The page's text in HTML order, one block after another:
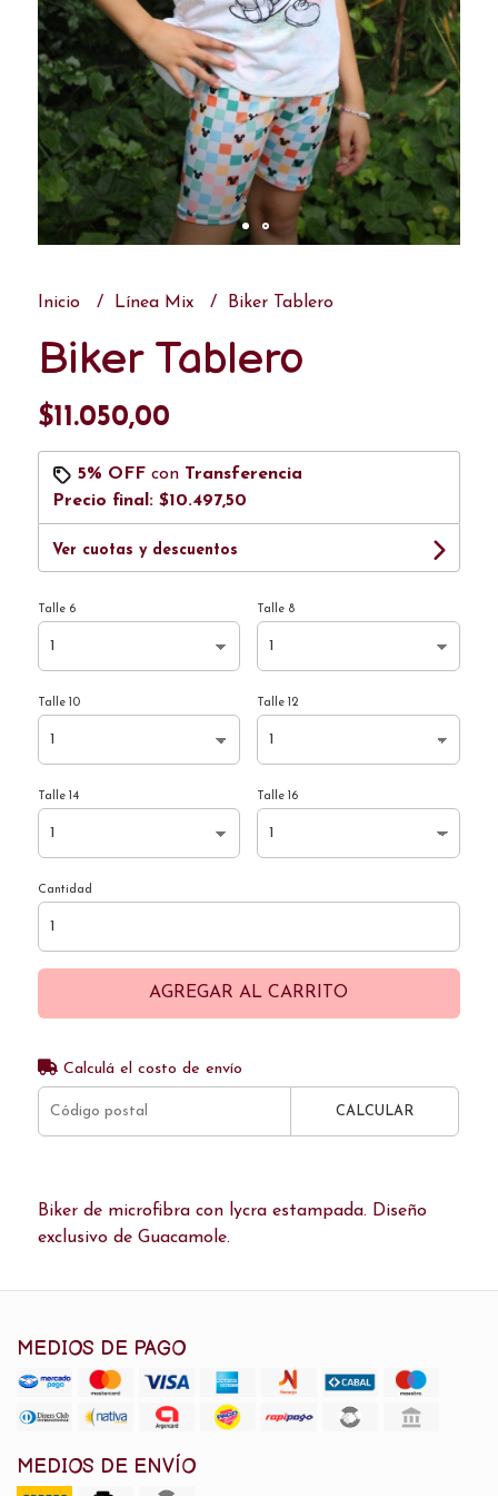
Inicio Línea Mix Biker Tablero
Biker Tablero
$11.050,00
5% OFFcon Transferencia
Precio final: $10.497,50
Ver cuotas y descuentos
Talle 6 Talle 8
Talle 10 Talle 12
Talle 14 Talle 16
Cantidad
AGREGAR AL CARRITO
Calculá el costo de envío
CALCULAR
Biker de microfibra con lycra estampada. Diseño
exclusivo de Guacamole.
MEDIOS DE PAGO
MEDIOS DE ENVÍO